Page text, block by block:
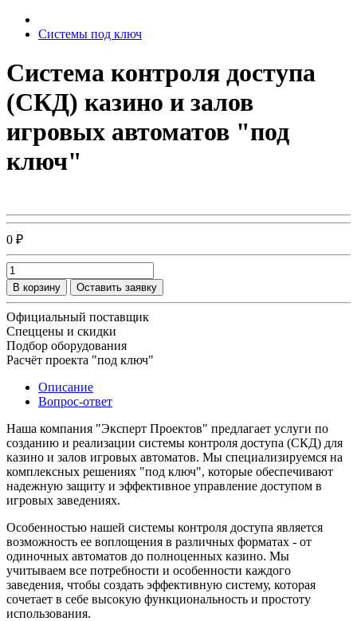
Системы под ключ
Система контроля доступа
(СКД) казино и залов
игровых автоматов "под
ключ"
0 ₽
В корзину Оставить заявку
Официальный поставщик
Спеццены и скидки
Подбор оборудования
Расчёт проекта "под ключ"
Описание
Вопрос-ответ
Наша компания "Эксперт Проектов" предлагает услуги по
созданию и реализации системы контроля доступа (СКД) для
казино и залов игровых автоматов. Мы специализируемся на
комплексных решениях "под ключ", которые обеспечивают
надежную защиту и эффективное управление доступом в
игровых заведениях.
Особенностью нашей системы контроля доступа является
возможность ее воплощения в различных форматах - от
одиночных автоматов до полноценных казино. Мы
учитываем все потребности и особенности каждого
заведения, чтобы создать эффективную систему, которая
сочетает в себе высокую функциональность и простоту
использования.